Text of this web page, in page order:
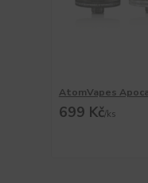
AtomVapes
699 Kč/ks